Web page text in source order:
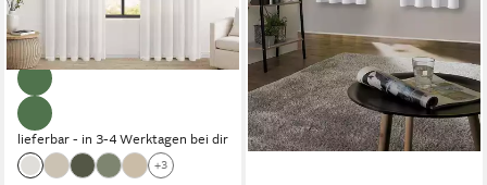
Weiß 140x145cm
kinderzimmer Schlafzimmer
Esszimmer
UVP99,99 €
(14,00 €/ 1 Stk)
-72%
lieferbar - in 3-4 Werktagen bei dir
+3
Verdunkelungsstoff, blickdicht,
Sonnenschutz, Verdunklung,
Kälteisolierung,
Schalldämmung
lieferbar - in 3-4 Werktagen bei dir
+12